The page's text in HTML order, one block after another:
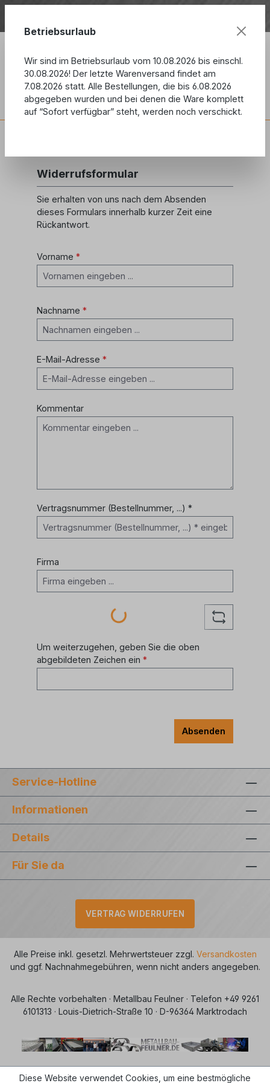
Widerrufsformular
Sie erhalten von uns nach dem Absenden
dieses Formulars innerhalb kurzer Zeit eine
Rückantwort.
Vorname *
Nachname *
E-Mail-Adresse *
Kommentar
Vertragsnummer (Bestellnummer, ...) *
Firma
Loading...
Um weiterzugehen, geben Sie die oben
abgebildeten Zeichen ein *
Absenden
Service-Hotline
Informationen
Details
Für Sie da
VERTRAG WIDERRUFEN
Alle Preise inkl. gesetzl. Mehrwertsteuer zzgl. Versandkosten
und ggf. Nachnahmegebühren, wenn nicht anders angegeben.
Alle Rechte vorbehalten · Metallbau Feulner · Telefon +49 9261
6101313 · Louis-Dietrich-Straße 10 · D-96364 Marktrodach
Diese Website verwendet Cookies, um eine bestmögliche
Betriebsurlaub
Wir sind im Betriebsurlaub vom 10.08.2026 bis einschl.
30.08.2026! Der letzte Warenversand findet am
7.08.2026 statt. Alle Bestellungen, die bis 6.08.2026
abgegeben wurden und bei denen die Ware komplett
auf “Sofort verfügbar” steht, werden noch verschickt.